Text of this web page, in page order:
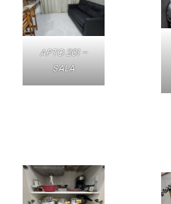
APTO 201 –
SALA